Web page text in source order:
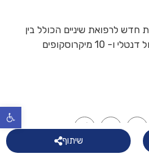
חדש לרפואת שיניים הכולל בין
היתר 25 תחנות לתרגול טיפול דנטלי ו- 10 מיקרוסקופים
שיתוף
Facebook
LinkedIn
Email
Link